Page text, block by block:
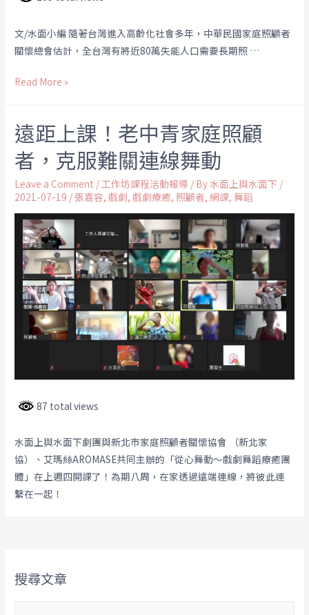
文/水面小編 隨著台灣進入高齡化社會多年，中華民國家庭照顧者
關懷總會估計，全台灣有將近80萬失能人口需要長期照 …
Read More »
遠距上課！老中青家庭照顧
者，克服難關連線舞動
Leave a Comment /工作坊課程活動報導 / By 水面上與水面下 /
2021-07-19 / 張嘉容,戲劇,戲劇療癒, 照顧者, 網課, 舞蹈
87 total views
水面上與水面下劇團與新北市家庭照顧者關懷協會 （新北家
協）、艾瑪絲AROMASE共同主辦的「從心舞動～戲劇舞蹈療癒團
體」在上週四開課了！為期八周，在家透過遠端連線，將彼此連
繫在一起！
搜尋文章